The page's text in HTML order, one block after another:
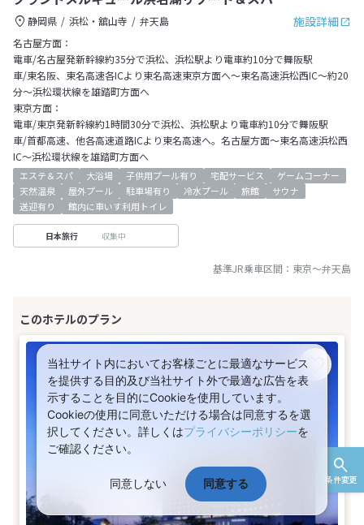
条件変更
施設詳細
静岡県 浜松・舘山寺
弁天島
名古屋方面：
電車/名古屋発新幹線約35分で浜松、浜松駅より電車約10分で舞阪駅
車/東名阪、東名高速各ICより東名高速東京方面へ～東名高速浜松西IC～約20
分～浜松環状線を雄踏町方面へ
東京方面：
電車/東京発新幹線約1時間30分で浜松、浜松駅より電車約10分で舞阪駅
車/首都高速、他各高速道路ICより東名高速へ。名古屋方面～東名高速浜松西
IC～浜松環状線を雄踏町方面へ
エステ＆スパ 大浴場 子供用プール有り 宅配サービス
ゲームコーナー
天然温泉
屋外プール 駐車場有り 冷水プール 旅館
サウナ
送迎有り
館内に車いす利用トイレ
日本旅行 収集中
基準JR乗車区間： 東京～弁天島
当社サイト内においてお客様ごとに最適なサービス
を提供する目的及び当社サイト外で最適な広告を表
示することを目的にCookieを使用しています。
Cookieの使用に同意いただける場合は同意するを選
択してください。詳しくはプライバシーポリシーを
ご確認ください。
同意しない 同意する